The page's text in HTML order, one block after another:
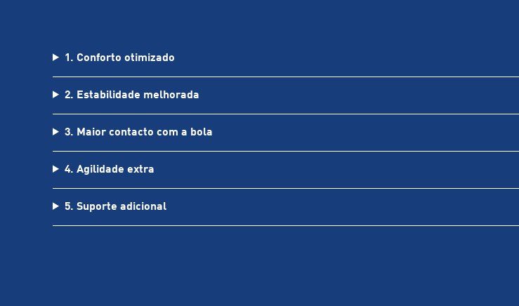
1. Conforto otimizado
2. Estabilidade melhorada
3. Maior contacto com a bola
4. Agilidade extra
5. Suporte adicional